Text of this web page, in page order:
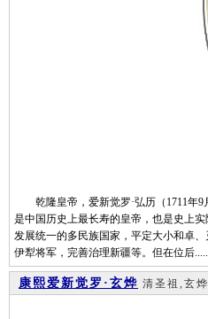
乾隆皇帝，爱新觉罗·弘历（1711年9
是中国历史上最长寿的皇帝，也是史上
发展统一的多民族国家，平定大小和卓
伊犁将军，完善治理新疆等。但在位后
康熙爱新觉罗·玄烨 清圣祖,玄烨